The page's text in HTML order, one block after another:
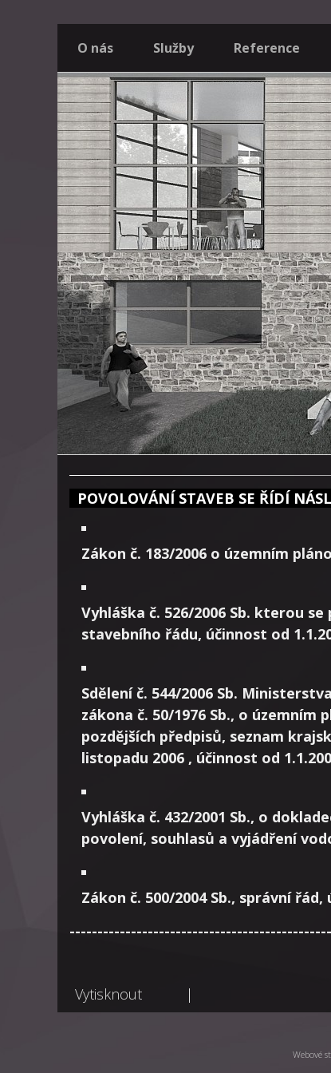
O nás Služby Reference
POVOLOVÁNÍ STAVEB SE ŘÍDÍ
Zákon č. 183/2006 o územním
Vyhláška č. 526/2006 Sb. kterou
stavebního řádu, účinnost od
Sdělení č. 544/2006 Sb.
zákona č. 50/1976 Sb., o
pozdějších předpisů, seznam
listopadu 2006 , účinnost od
Vyhláška č. 432/2001 Sb., o
povolení, souhlasů a vyjádření
Zákon č. 500/2004 Sb., správní
Vytisknout |
Webové